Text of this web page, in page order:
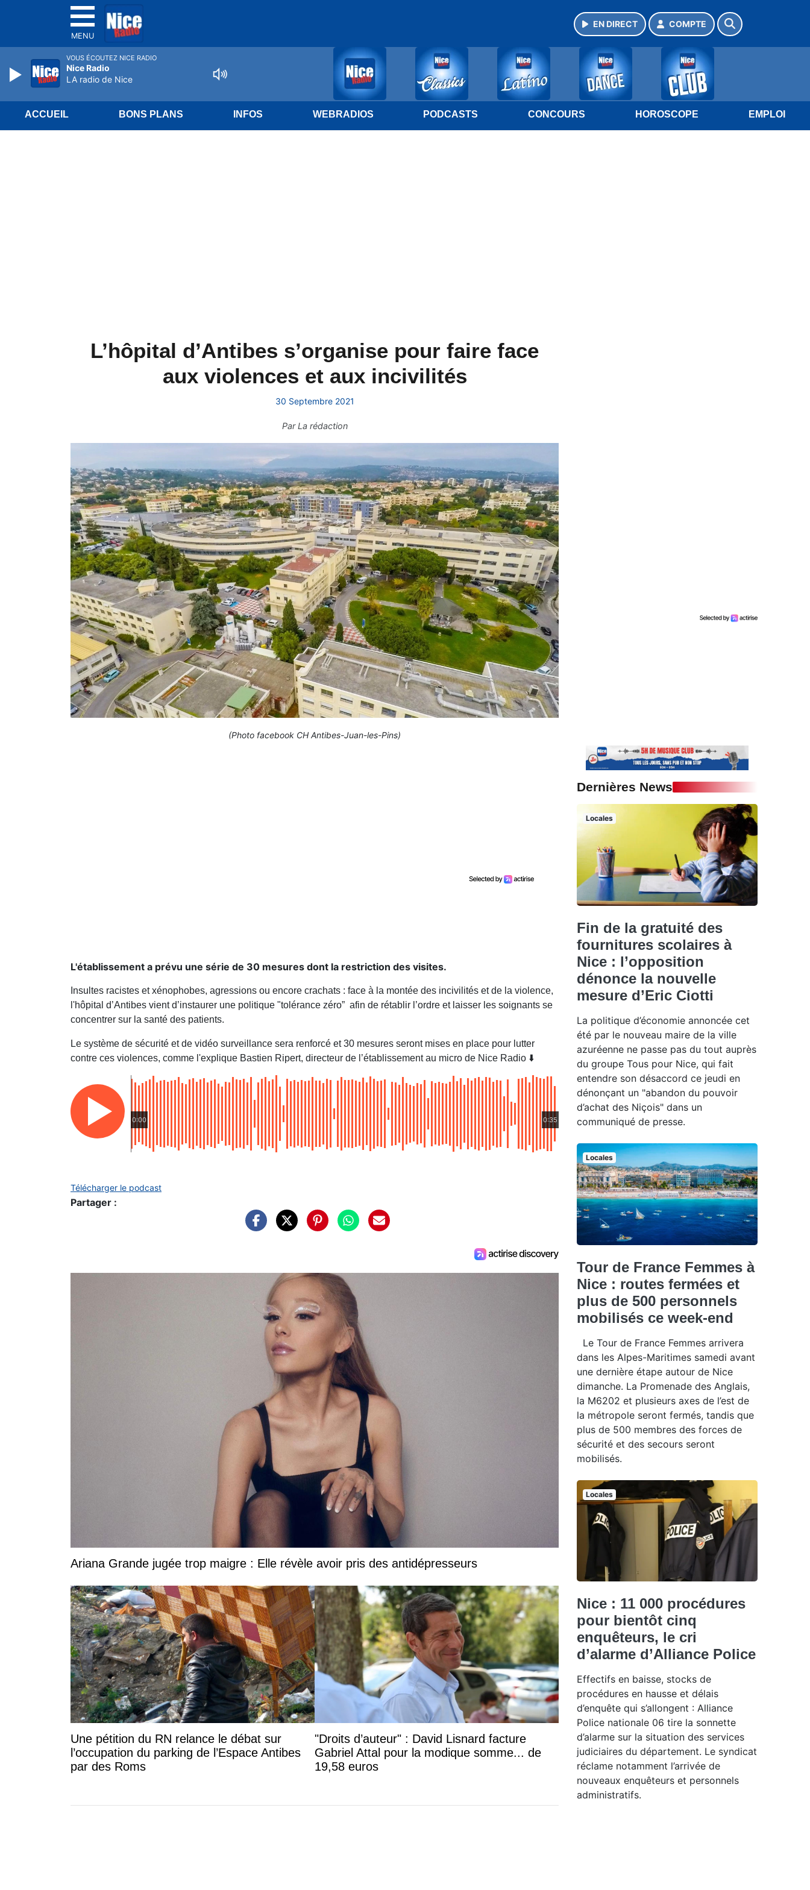
MENU
EN DIRECT COMPTE
ACCUEIL BONS PLANS INFOS WEBRADIOS PODCASTS CONCOURS HOROSCOPE EMPLOI
L’hôpital d’Antibes s’organise pour faire face
aux violences et aux incivilités
30 Septembre 2021
ParLa rédaction
(Photo facebook CH Antibes-Juan-les-Pins)
L'établissement a prévu une série de 30 mesures dont la restriction des visites.
Insultes racistes et xénophobes, agressions ou encore crachats : face à la montée des incivilités et de la violence,
l'hôpital d’Antibes vient d’instaurer une politique "tolérance zéro” afin de rétablir l’ordre et laisser les soignants se
concentrer sur la santé des patients.
Le système de sécurité et de vidéo surveillance sera renforcé et 30 mesures seront mises en place pour lutter
contre ces violences, comme l'explique Bastien Ripert, directeur de l’établissement au micro de Nice Radio ⬇️
0:00 0:35
Télécharger le podcast
Partager :
Ariana Grande jugée trop maigre : Elle révèle avoir pris des antidépresseurs
Une pétition du RN relance le débat sur
l’occupation du parking de l’Espace Antibes
par des Roms
"Droits d’auteur" : David Lisnard facture
Gabriel Attal pour la modique somme... de
19,58 euros
Dernières News
Locales
Fin de la gratuité des
fournitures scolaires à
Nice : l’opposition
dénonce la nouvelle
mesure d’Eric Ciotti
La politique d’économie annoncée cet
été par le nouveau maire de la ville
azuréenne ne passe pas du tout auprès
du groupe Tous pour Nice, qui fait
entendre son désaccord ce jeudi en
dénonçant un "abandon du pouvoir
d’achat des Niçois" dans un
communiqué de presse.
Locales
Tour de France Femmes à
Nice : routes fermées et
plus de 500 personnels
mobilisés ce week-end
Le Tour de France Femmes arrivera
dans les Alpes-Maritimes samedi avant
une dernière étape autour de Nice
dimanche. La Promenade des Anglais,
la M6202 et plusieurs axes de l’est de
la métropole seront fermés, tandis que
plus de 500 membres des forces de
sécurité et des secours seront
mobilisés.
Locales
Nice : 11 000 procédures
pour bientôt cinq
enquêteurs, le cri
d’alarme d’Alliance Police
Effectifs en baisse, stocks de
procédures en hausse et délais
d’enquête qui s’allongent : Alliance
Police nationale 06 tire la sonnette
d’alarme sur la situation des services
judiciaires du département. Le syndicat
réclame notamment l’arrivée de
nouveaux enquêteurs et personnels
administratifs.
VOUS ÉCOUTEZ NICE RADIO
Nice Radio
LA radio de Nice